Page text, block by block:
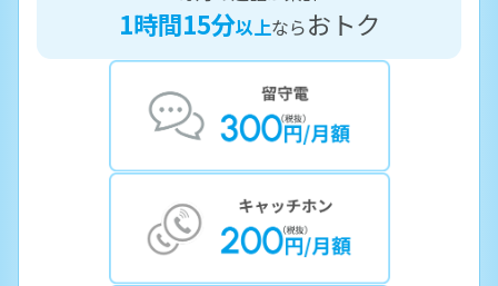
1時間15分以上ならおトク